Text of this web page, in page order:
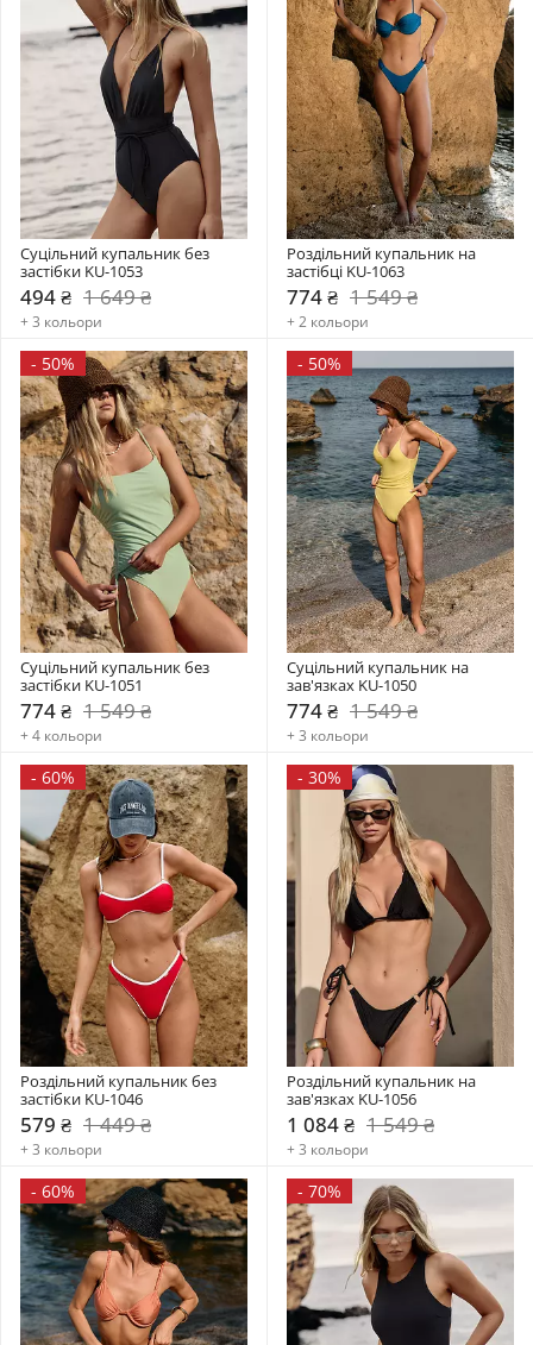
Суцільний купальник без
застібки KU-1053
494 ₴ 1 649 ₴
+ 3 кольори
Роздільний купальник на
застібці KU-1063
774 ₴ 1 549 ₴
+ 2 кольори
- 50%
Суцільний купальник без
застібки KU-1051
774 ₴ 1 549 ₴
+ 4 кольори
- 50%
Суцільний купальник на
зав'язках KU-1050
774 ₴ 1 549 ₴
+ 3 кольори
- 60%
Роздільний купальник без
застібки KU-1046
579 ₴ 1 449 ₴
+ 3 кольори
- 30%
Роздільний купальник на
зав'язках KU-1056
1 084 ₴ 1 549 ₴
+ 3 кольори
- 60% - 70%